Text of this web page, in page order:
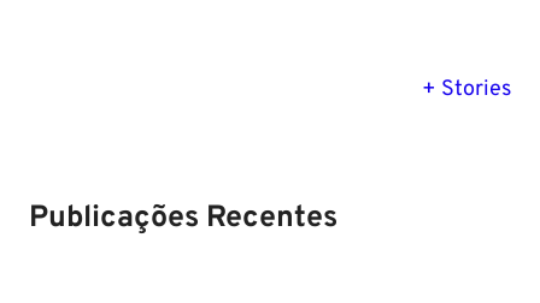
+ Stories
MG:
Publicações Recentes